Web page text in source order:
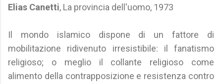
Elias Canetti, La provincia dell'uomo, 1973
Il mondo islamico dispone di un fattore di
mobilitazione ridivenuto irresistibile: il fanatismo
religioso; o meglio il collante religioso come
alimento della contrapposizione e resistenza contro